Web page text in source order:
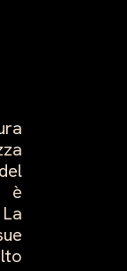
è